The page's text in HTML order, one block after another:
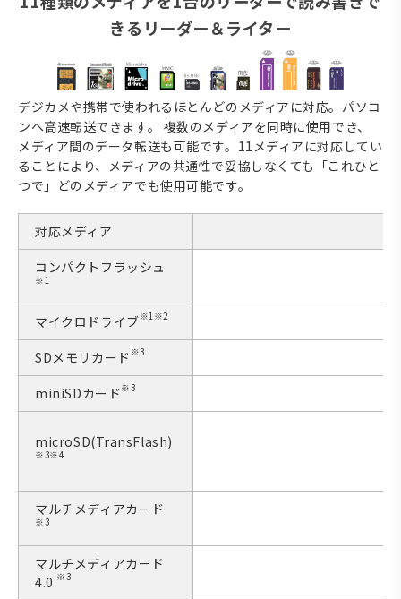
きるリーダー＆ライター
デジカメや携帯で使われるほとんどのメディアに対応。パソコ
ンへ高速転送できます。 複数のメディアを同時に使用でき、
メディア間のデータ転送も可能です。11メディアに対応してい
ることにより、メディアの共通性で妥協しなくても「これひと
つで」どのメディアでも使用可能です。
対応メディア
コンパクトフラッシュ
※1
マイクロドライブ※1※2
SDメモリカード ※3
miniSDカード ※3
microSD(TransFlash)
※3※4
マルチメディアカード
※3
マルチメディアカード
4.0 ※3